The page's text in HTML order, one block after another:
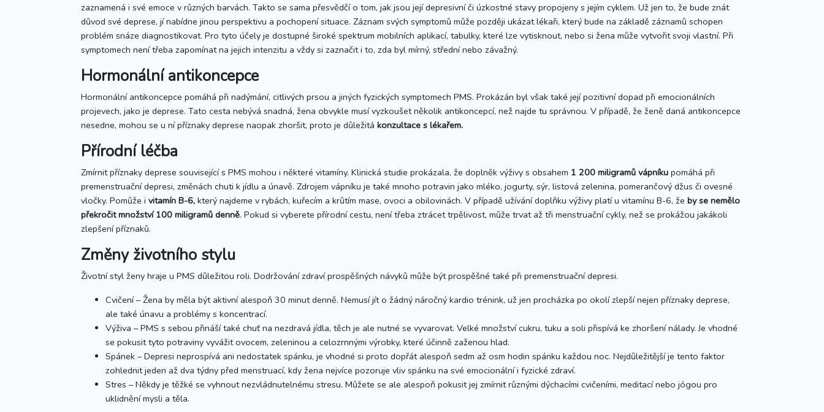
zaznamená i své emoce v různých barvách. Takto se sama přesvědčí o tom, jak jsou její depresivní či úzkostné stavy propojeny s jejím cyklem. Už jen to, že bude znát
důvod své deprese, jí nabídne jinou perspektivu a pochopení situace. Záznam svých symptomů může později ukázat lékaři, který bude na základě záznamů schopen
problém snáze diagnostikovat. Pro tyto účely je dostupné široké spektrum mobilních aplikací, tabulky, které lze vytisknout, nebo si žena může vytvořit svoji vlastní. Při
symptomech není třeba zapomínat na jejich intenzitu a vždy si zaznačit i to, zda byl mírný, střední nebo závažný.
Hormonální antikoncepce
Hormonální antikoncepce pomáhá při nadýmání, citlivých prsou a jiných fyzických symptomech PMS. Prokázán byl však také její pozitivní dopad při emocionálních
projevech, jako je deprese. Tato cesta nebývá snadná, žena obvykle musí vyzkoušet několik antikoncepcí, než najde tu správnou. V případě, že ženě daná antikoncepce
nesedne, mohou se u ní příznaky deprese naopak zhoršit, proto je důležitá konzultace s lékařem.
Přírodní léčba
Zmírnit příznaky deprese související s PMS mohou i některé vitamíny. Klinická studie prokázala, že doplněk výživy s obsahem 1 200 miligramů vápníku pomáhá při
premenstruační depresi, změnách chuti k jídlu a únavě. Zdrojem vápníku je také mnoho potravin jako mléko, jogurty, sýr, listová zelenina, pomerančový džus či ovesné
vločky. Pomůže i vitamín B-6, který najdeme v rybách, kuřecím a krůtím mase, ovoci a obilovinách. V případě užívání doplňku výživy platí u vitamínu B-6, že by se nemělo
překročit množství 100 miligramů denně. Pokud si vyberete přírodní cestu, není třeba ztrácet trpělivost, může trvat až tři menstruační cykly, než se prokážou jakákoli
zlepšení příznaků.
Změny životního stylu
Životní styl ženy hraje u PMS důležitou roli. Dodržování zdraví prospěšných návyků může být prospěšné také při premenstruační depresi.
Cvičení – Žena by měla být aktivní alespoň 30 minut denně. Nemusí jít o žádný náročný kardio trénink, už jen procházka po okolí zlepší nejen příznaky deprese,
ale také únavu a problémy s koncentrací.
Výživa – PMS s sebou přináší také chuť na nezdravá jídla, těch je ale nutné se vyvarovat. Velké množství cukru, tuku a soli přispívá ke zhoršení nálady. Je vhodné
se pokusit tyto potraviny vyvážit ovocem, zeleninou a celozrnnými výrobky, které účinně zaženou hlad.
Spánek – Depresi neprospívá ani nedostatek spánku, je vhodné si proto dopřát alespoň sedm až osm hodin spánku každou noc. Nejdůležitější je tento faktor
zohlednit jeden až dva týdny před menstruací, kdy žena nejvíce pozoruje vliv spánku na své emocionální i fyzické zdraví.
Stres – Někdy je těžké se vyhnout nezvládnutelnému stresu. Můžete se ale alespoň pokusit jej zmírnit různými dýchacími cvičeními, meditací nebo jógou pro
uklidnění mysli a těla.